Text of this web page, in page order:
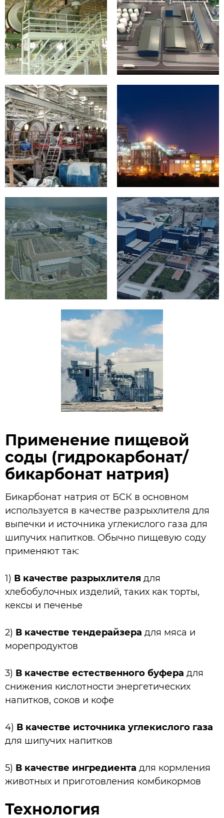
Применение пищевой
соды (гидрокарбонат/
бикарбонат натрия)
Бикарбонат натрия от БСК в основном
используется в качестве разрыхлителя для
выпечки и источника углекислого газа для
шипучих напитков. Обычно пищевую соду
применяют так:
1) В качестве разрыхлителя для
хлебобулочных изделий, таких как торты,
кексы и печенье
2) В качестве тендерайзера для мяса и
морепродуктов
3) В качестве естественного буфера для
снижения кислотности энергетических
напитков, соков и кофе
4) В качестве источника углекислого газа
для шипучих напитков
5) В качестве ингредиента для кормления
животных и приготовления комбикормов
Технология